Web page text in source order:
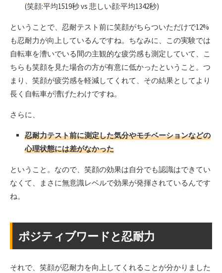
(笑顔:平均1519秒 vs 悲しい顔:平均1342秒)
ということで、忍耐テスト前に笑顔がちらついただけで12%
も忍耐力が向上しているんですね。ちなみに、この実験では
自転車を漕いでいる間の主観的な疲労感も測定していて、こ
ちらも笑顔を見た場合の方が有意に低かったということ。つ
まり、笑顔が疲労感を軽減してくれて、その結果としてより
長く自転車が漕げたわけですね。
さらに、
忍耐力テスト前に測定した気分やモチベーションなどの
心理状態には差がなかった
ということ。なので、笑顔の効果は自分でも認識はできてい
なくて、まさに無意識レベルで効果が発揮されているんです
ね。
ポジティブワードと忍耐力
それで、笑顔が忍耐力を向上してくれることが分かりました